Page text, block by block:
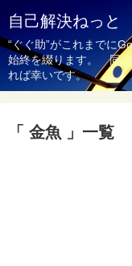
自己解決ねっと
“ぐぐ助”がこれまでに
始終を綴ります。 同じ
れば幸いです。
「 金魚 」一覧